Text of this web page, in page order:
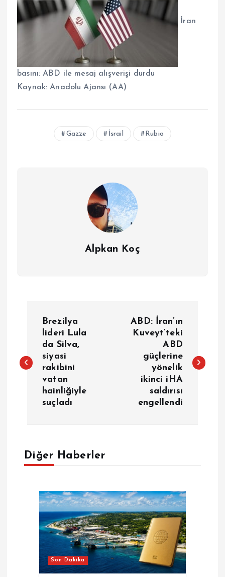
İran
basını: ABD ile mesaj alışverişi durdu
Kaynak: Anadolu Ajansı (AA)
Gazze İsrail Rubio
Alpkan Koç
z
z
Brezilya
lideri Lula
da Silva,
siyasi
rakibini
vatan
hainliğiyle
suçladı
ABD: İran’ın
Kuveyt’teki
ABD
güçlerine
yönelik
ikinci iHA
saldırısı
engellendi
Diğer Haberler
Son Dakika